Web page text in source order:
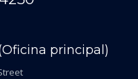
principal)